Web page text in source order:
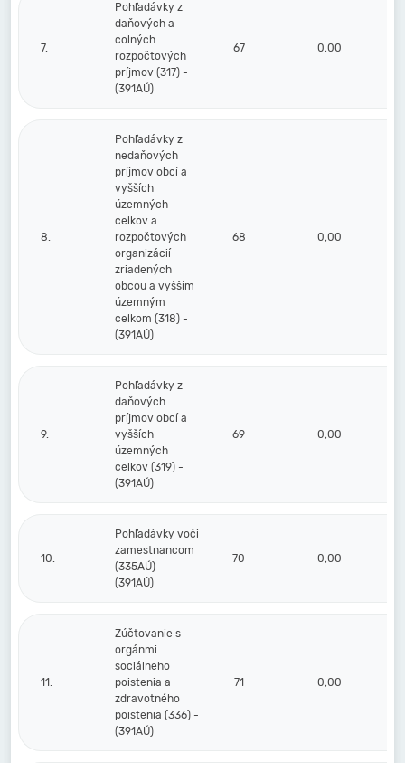
7.
Pohľadávky z
daňových a
colných
rozpočtových
príjmov (317) -
(391AÚ)
67 0,00
8.
Pohľadávky z
nedaňových
príjmov obcí a
vyšších
územných
celkov a
rozpočtových
organizácií
zriadených
obcou a vyšším
územným
celkom (318) -
(391AÚ)
68 0,00
9.
Pohľadávky z
daňových
príjmov obcí a
vyšších
územných
celkov (319) -
(391AÚ)
69 0,00
10.
Pohľadávky voči
zamestnancom
(335AÚ) -
(391AÚ)
70 0,00
11.
Zúčtovanie s
orgánmi
sociálneho
poistenia a
zdravotného
poistenia (336) -
(391AÚ)
71 0,00